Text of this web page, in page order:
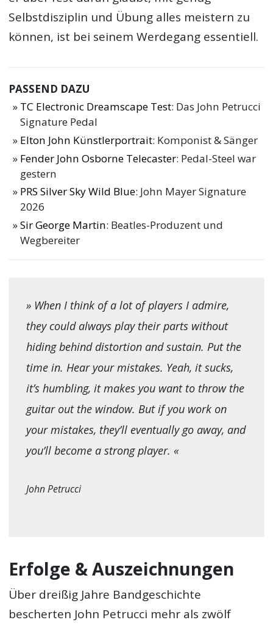
Selbstdisziplin und Übung alles meistern zu
können, ist bei seinem Werdegang essentiell.
PASSEND DAZU
TC Electronic Dreamscape Test: Das John Petrucci
Signature Pedal
Elton John Künstlerportrait: Komponist & Sänger
Fender John Osborne Telecaster: Pedal-Steel war
gestern
PRS Silver Sky Wild Blue: John Mayer Signature
2026
Sir George Martin: Beatles-Produzent und
Wegbereiter
» When I think of a lot of players I admire,
they could always play their parts without
hiding behind distortion and sustain. Put the
time in. Hear your mistakes. Yeah, it sucks,
it’s humbling, it makes you want to throw the
guitar out the window. But if you work on
your mistakes, they’ll eventually go away, and
you’ll become a strong player. «
John Petrucci
Erfolge & Auszeichnungen
Über dreißig Jahre Bandgeschichte
bescherten John Petrucci mehr als zwölf